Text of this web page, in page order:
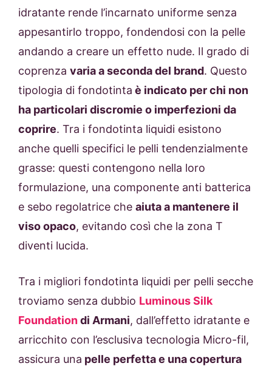
idratante rende l’incarnato uniforme senza
appesantirlo troppo, fondendosi con la pelle
andando a creare un effetto nude. Il grado di
coprenza varia a seconda del brand. Questo
tipologia di fondotinta è indicato per chi non
ha particolari discromie o imperfezioni da
coprire. Tra i fondotinta liquidi esistono
anche quelli specifici le pelli tendenzialmente
grasse: questi contengono nella loro
formulazione, una componente anti batterica
e sebo regolatrice che aiuta a mantenere il
viso opaco, evitando così che la zona T
diventi lucida.
Tra i migliori fondotinta liquidi per pelli secche
troviamo senza dubbio Luminous Silk
Foundationdi Armani, dall’effetto idratante e
arricchito con l’esclusiva tecnologia Micro-fil,
assicura una pelle perfetta e una copertura